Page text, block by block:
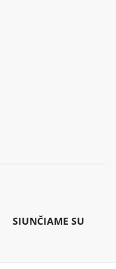
SIUNČIAME SU